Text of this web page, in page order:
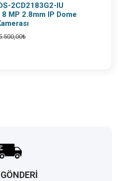
2CD2183G2-IU
MP 2.8mm IP Dome